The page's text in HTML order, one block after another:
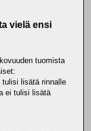
vielä ensi
tuomista
lisätä rinnalle
ei tulisi lisätä